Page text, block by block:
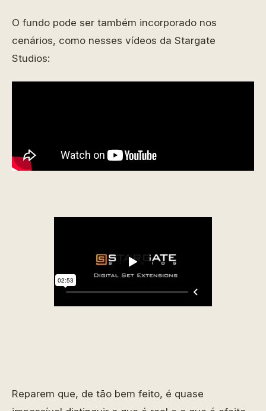
O fundo pode ser também incorporado nos
cenários, como nesses vídeos da Stargate
Studios:
Reparem que, de tão bem feito, é quase